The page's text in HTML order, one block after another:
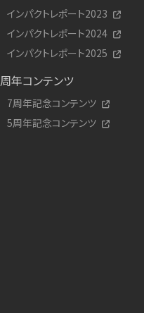
インパクトレポート2023
インパクトレポート2024
インパクトレポート2025
周年コンテンツ
7周年記念コンテンツ
5周年記念コンテンツ